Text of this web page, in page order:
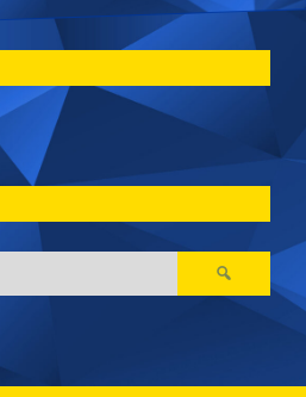
Ricerca
per: